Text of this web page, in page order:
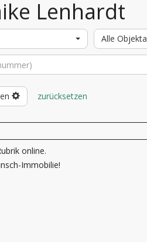
Lenhardt
Alle
zurücksetzen
online.
Immobilie!